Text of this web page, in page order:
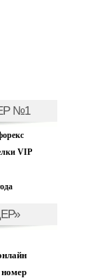
№1
VIP